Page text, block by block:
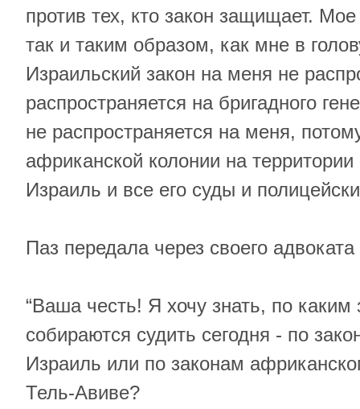
против тех, кто закон защищает.
так и таким образом, как мне в
Израильский закон на меня не
распространяется на бригадного
не распространяется на меня,
африканской колонии на
Израиль и все его суды и
Паз передала через своего
“Ваша честь! Я хочу знать, по
собираются судить сегодня - по
Израиль или по законам
Тель-Авиве?